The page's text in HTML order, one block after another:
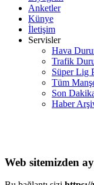
Anketler
Künye
İletişim
Servisler
Hava
Trafik
Süper Lig
Tüm
Son
Haber
Web sitemizden